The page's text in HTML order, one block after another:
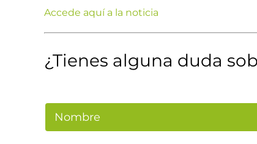
Accede aquí a la noticia
¿Tienes alguna duda